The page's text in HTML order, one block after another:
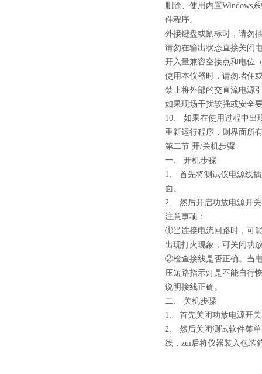
删除、使用内置Windows
件程序。
外接键盘或鼠标时，请勿
请勿在输出状态直接关闭
开入量兼容空接点和电位
使用本仪器时，请勿堵住
禁止将外部的交直流电源
如果现场干扰较强或安全
10、 如果在使用过程中出
重新运行程序，则界面所
第二节 开/关机步骤
一、 开机步骤
1、 首先将测试仪电源线
面。
2、 然后开启功放电源开
注意事项：
①当连接电流回路时，可
出现打火现象，可关闭功
②检查接线是否正确。当
压短路指示灯是不能自行
说明接线正确。
二、 关机步骤
1、 首先关闭功放电源开
2、 然后关闭测试软件菜
线，zui后将仪器装入包装